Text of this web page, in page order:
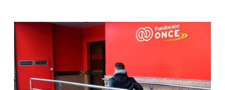
abierto hasta el 14 de mayo de 2019 y la entrega
de premios será el martes 11 de junio en el
Teatro Colón de A Coruña